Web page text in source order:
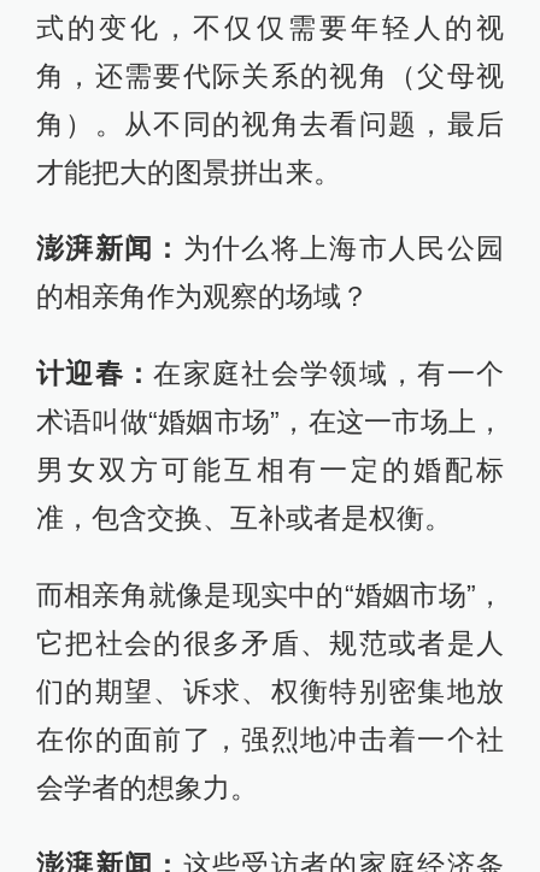
式的变化，不仅仅需要年轻人的视
角，还需要代际关系的视角（父母视
角）。从不同的视角去看问题，最后
才能把大的图景拼出来。
澎湃新闻： 为什么将上海市人民公园
的相亲角作为观察的场域？
计迎春：在家庭社会学领域，有一个
术语叫做“婚姻市场”，在这一市场上，
男女双方可能互相有一定的婚配标
准，包含交换、互补或者是权衡。
而相亲角就像是现实中的“婚姻市场”，
它把社会的很多矛盾、规范或者是人
们的期望、诉求、权衡特别密集地放
在你的面前了，强烈地冲击着一个社
会学者的想象力。
澎湃新闻： 这些受访者的家庭经济条